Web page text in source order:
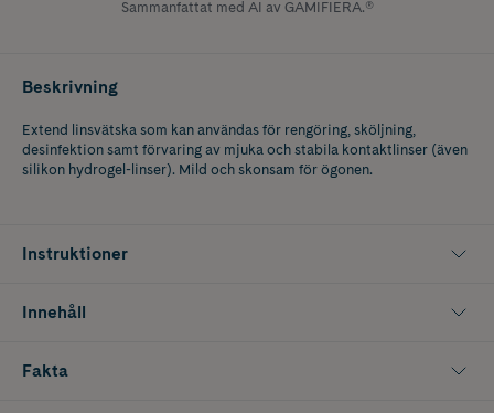
Sammanfattat med AI av GAMIFIERA.®
Beskrivning
Extend linsvätska som kan användas för rengöring, sköljning,
desinfektion samt förvaring av mjuka och stabila kontaktlinser (även
silikon hydrogel-linser). Mild och skonsam för ögonen.
Instruktioner
Innehåll
Fakta